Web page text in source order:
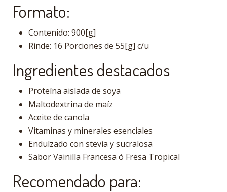
Formato:
Contenido: 900[g]
Rinde: 16 Porciones de 55[g] c/u
Ingredientes destacados
Proteína aislada de soya
Maltodextrina de maíz
Aceite de canola
Vitaminas y minerales esenciales
Endulzado con stevia y sucralosa
Sabor Vainilla Francesa ó Fresa Tropical
Recomendado para: